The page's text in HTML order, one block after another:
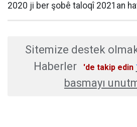
2020 ji ber şobê taloqî 2021an
Sitemize destek
Haberler
'de takip edin
basmayı